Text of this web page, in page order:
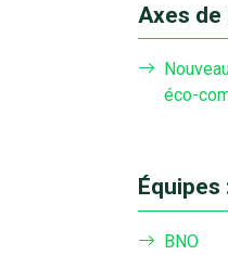
Axes
éco-
Équipes
BNO